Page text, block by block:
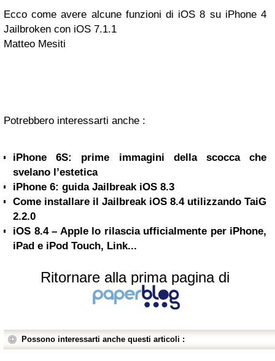
Ecco come avere alcune funzioni di iOS 8 su iPhone 4
Jailbroken con iOS 7.1.1
Matteo Mesiti
Potrebbero interessarti anche :
iPhone 6S: prime immagini della scocca che
svelano l’estetica
iPhone 6: guida Jailbreak iOS 8.3
Come installare il Jailbreak iOS 8.4 utilizzando TaiG
2.2.0
iOS 8.4 – Apple lo rilascia ufficialmente per iPhone,
iPad e iPod Touch, Link...
Ritornare alla prima pagina di
Possono interessarti anche questi articoli :